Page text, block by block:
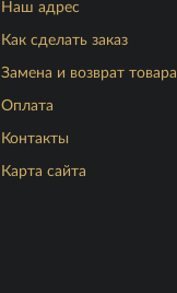
Наш адрес
Как сделать заказ
Замена и возврат товара
Оплата
Контакты
Карта сайта